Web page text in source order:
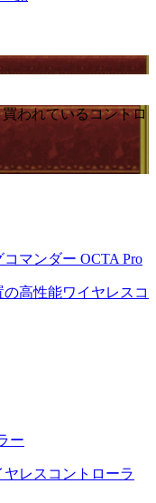
買われているコントロ
マンダー OCTA Pro
高性能ワイヤレスコ
ー
レスコントローラ